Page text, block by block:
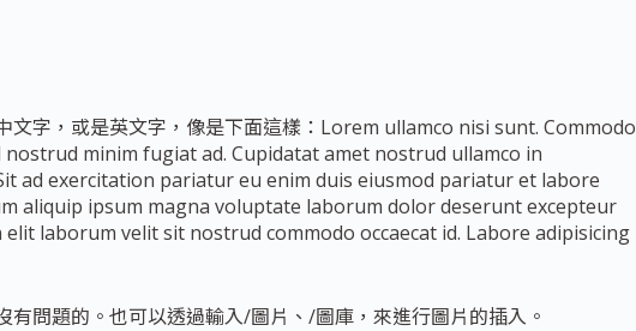
文字，或是英文字，像是下面這樣：Lorem ullamco nisi sunt. Commodo
minim fugiat ad. Cupidatat amet nostrud ullamco in
ad exercitation pariatur eu enim duis eiusmod pariatur et labore
aliquip ipsum magna voluptate laborum dolor deserunt excepteur
laborum velit sit nostrud commodo occaecat id. Labore adipisicing
有問題的。也可以透過輸入/圖片、/圖庫，來進行圖片的插入。